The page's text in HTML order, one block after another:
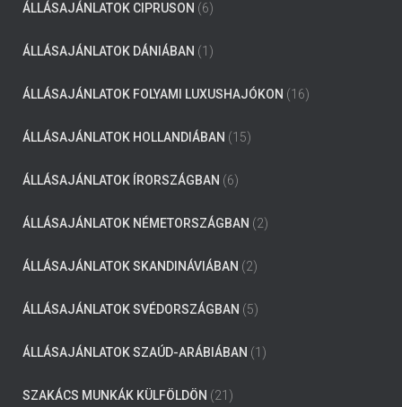
ÁLLÁSAJÁNLATOK CIPRUSON (6)
ÁLLÁSAJÁNLATOK DÁNIÁBAN (1)
ÁLLÁSAJÁNLATOK FOLYAMI LUXUSHAJÓKON (16)
ÁLLÁSAJÁNLATOK HOLLANDIÁBAN (15)
ÁLLÁSAJÁNLATOK ÍRORSZÁGBAN (6)
ÁLLÁSAJÁNLATOK NÉMETORSZÁGBAN (2)
ÁLLÁSAJÁNLATOK SKANDINÁVIÁBAN (2)
ÁLLÁSAJÁNLATOK SVÉDORSZÁGBAN (5)
ÁLLÁSAJÁNLATOK SZAÚD-ARÁBIÁBAN (1)
SZAKÁCS MUNKÁK KÜLFÖLDÖN (21)